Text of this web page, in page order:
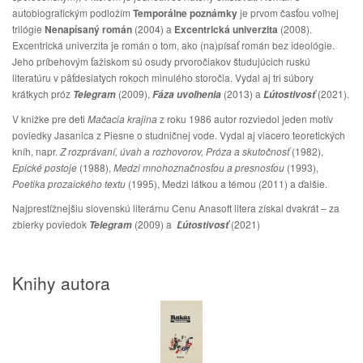
autobiografickým podložím Temporálne poznámkyje prvom časťou voľnej
trilógie Nenapísaný román (2004) a Excentrická univerzita (2008).
Excentrická univerzita je román o tom, ako (na)písať román bez ideológie.
Jeho príbehovým ťažiskom sú osudy prvoročiakov študujúcich ruskú
literatúru v päťdesiatych rokoch minulého storočia. Vydal aj tri súbory
krátkych próz Telegram (2009), Fáza uvoľnenia (2013) a Ľútostivosť(2021).
V knižke pre deti Mačacia krajinaz roku 1986 autor rozviedol jeden motív
poviedky Jasanica z Piesne o studničnej vode. Vydal aj viacero teoretických
kníh, napr. Z rozprávaní, úvah a rozhovorov, Próza a skutočnosť(1982),
Epické postoje (1988), Medzi mnohoznačnosťou a presnosťou (1993),
Poetika prozaického textu (1995), Medzi látkou a témou (2011) a ďalšie.
Najprestížnejšiu slovenskú literárnu Cenu Anasoft litera získal dvakrát – za
zbierky poviedok Telegram (2009) a Ľútostivosť(2021)
Knihy autora